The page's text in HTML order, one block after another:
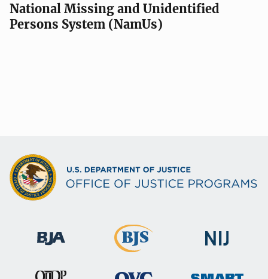
National Missing and Unidentified
Persons System (NamUs)